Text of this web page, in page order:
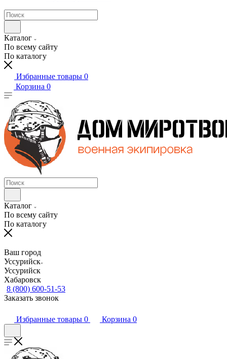
Каталог
По всему сайту
По каталогу
Избранные товары 0
Корзина 0
Каталог
По всему сайту
По каталогу
Ваш город
Уссурийск
Уссурийск
Хабаровск
8 (800) 600-51-53
Заказать звонок
Избранные товары 0 Корзина 0